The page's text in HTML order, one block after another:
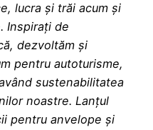
lucra și trăi acum și
Inspirați de
dezvoltăm și
pentru autoturisme,
sustenabilitatea
noastre. Lanțul
pentru anvelope și